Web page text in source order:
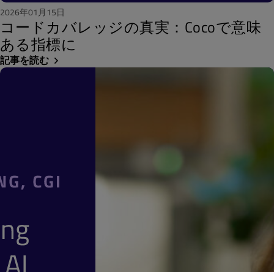
2026年01月15日
コードカバレッジの真実：Cocoで意味
ある指標に
記事を読む